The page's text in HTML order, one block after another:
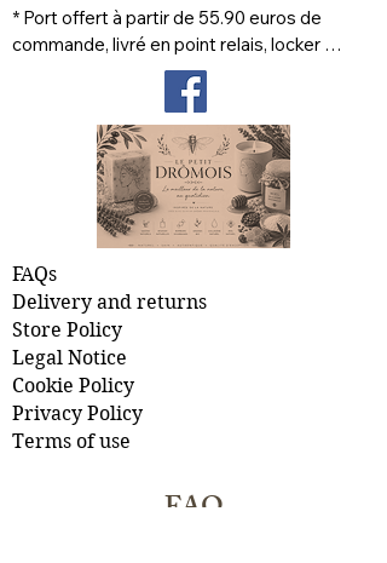
* Port offert à partir de 55.90 euros de
commande, livré en point relais, locker
FAQs
Delivery and returns
Store Policy
Legal Notice
Cookie Policy
Privacy Policy
Terms of use
FAQ